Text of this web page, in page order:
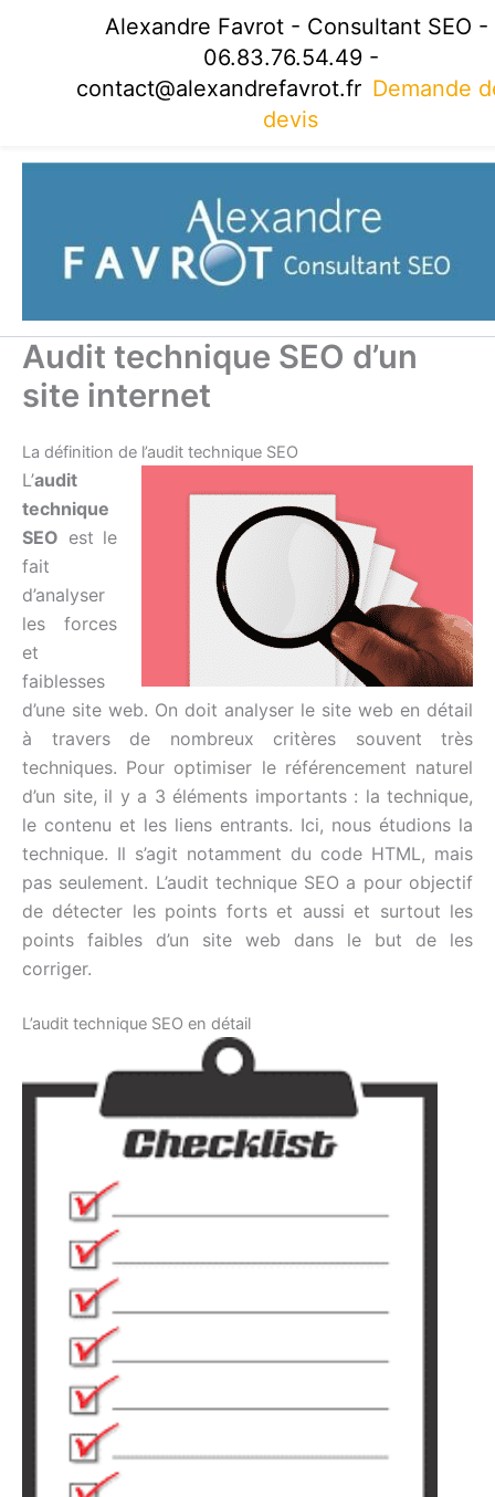
Audit technique SEO d’un
site internet
La définition de l’audit technique SEO
L’audit
technique
SEO est le
fait
d’analyser
les forces
et
faiblesses
d’une site web. On doit analyser le site web en détail
à travers de nombreux critères souvent très
techniques. Pour optimiser le référencement naturel
d’un site, il y a 3 éléments importants : la technique,
le contenu et les liens entrants. Ici, nous étudions la
technique. Il s’agit notamment du code HTML, mais
pas seulement. L’audit technique SEO a pour objectif
de détecter les points forts et aussi et surtout les
points faibles d’un site web dans le but de les
corriger.
L’audit technique SEO en détail
Alexandre Favrot - Consultant SEO -
06.83.76.54.49 -
contact@alexandrefavrot.fr Demande
devis